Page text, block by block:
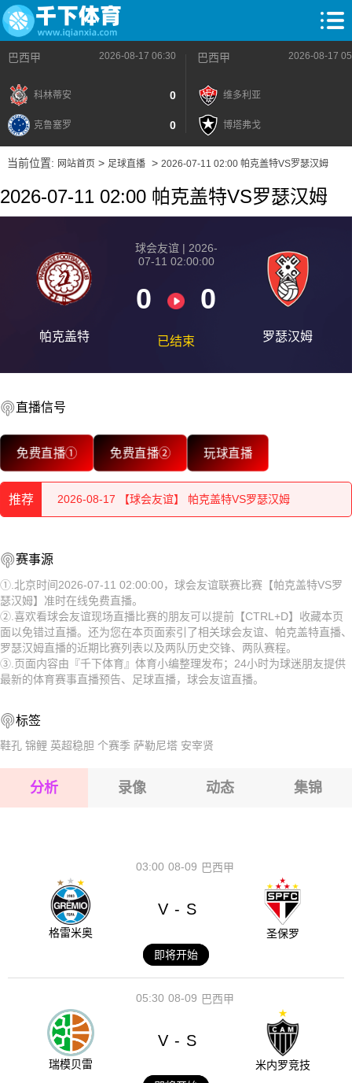
巴西甲 2026-08-17 06:30
科林蒂安 0
克鲁塞罗 0
巴西甲 2026-08-17
维多利亚
博塔弗戈
当前位置: 网站首页> 足球直播> 2026-07-11 02:00 帕克盖特VS罗瑟汉姆
2026-07-11 02:00 帕克盖特VS罗瑟汉姆
帕克盖特
球会友谊 | 2026-
07-11 02:00:00
0 0
已结束 罗瑟汉姆
直播信号
免费直播① 免费直播② 玩球直播
推荐
2026-08-17 【球会友谊】 帕克盖特VS罗瑟汉姆
2026-08-17 【球会友谊】 帕克盖特VS罗瑟汉姆
2026-08-17 【球会友谊】 帕克盖特VS罗瑟汉姆
2026-08-17 【球会友谊】 帕克盖特VS罗瑟汉姆
2026-08-17 【球会友谊】 帕克盖特VS罗瑟汉姆
2026-08-17 【球会友谊】 帕克盖特VS罗瑟汉姆
2026-08-17 【球会友谊】 帕克盖特VS罗瑟汉姆
2026-08-17 【球会友谊】 帕克盖特VS罗瑟汉姆
2026-08-17 【球会友谊】 帕克盖特VS罗瑟汉姆
赛事源
①.北京时间2026-07-11 02:00:00，球会友谊联赛比赛【帕克盖特VS罗
瑟汉姆】准时在线免费直播。
②.喜欢看球会友谊现场直播比赛的朋友可以提前【CTRL+D】收藏本页
面以免错过直播。还为您在本页面索引了相关球会友谊、帕克盖特直播、
罗瑟汉姆直播的近期比赛列表以及两队历史交锋、两队赛程。
③.页面内容由『千下体育』体育小编整理发布；24小时为球迷朋友提供
最新的体育赛事直播预告、足球直播，球会友谊直播。
标签
鞋孔 锦鲤 英超稳胆 个赛季 萨勒尼塔 安宰贤
分析 录像 动态 集锦
08-09
03:00 巴西甲
格雷米奥
V - S
圣保罗
即将开始
08-09
05:30 巴西甲
瑞模贝雷
V - S
米内罗竞技